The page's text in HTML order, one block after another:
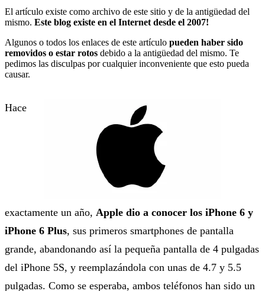
El artículo existe como archivo de este sitio y de la antigüedad del
mismo. Este blog existe en el Internet desde el 2007!
Algunos o todos los enlaces de este artículo pueden haber sido
removidos o estar rotos debido a la antigüedad del mismo. Te
pedimos las disculpas por cualquier inconveniente que esto pueda
causar.
Hace
exactamente un año, Apple dio a conocer los iPhone 6 y
iPhone 6 Plus, sus primeros smartphones de pantalla
grande, abandonando así la pequeña pantalla de 4 pulgadas
del iPhone 5S, y reemplazándola con unas de 4.7 y 5.5
pulgadas. Como se esperaba, ambos teléfonos han sido un